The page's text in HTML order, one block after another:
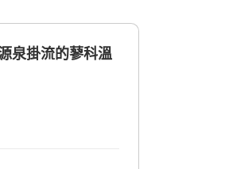
泉掛流的蓼科溫